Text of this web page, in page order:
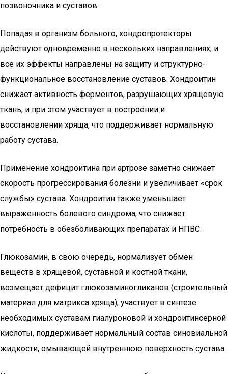
позвоночника и суставов.
Попадая в организм больного, хондропротекторы
действуют одновременно в нескольких направлениях, и
все их эффекты направлены на защиту и структурно-
функциональное восстановление суставов. Хондроитин
снижает активность ферментов, разрушающих хрящевую
ткань, и при этом участвует в построении и
восстановлении хряща, что поддерживает нормальную
работу сустава.
Применение хондроитина при артрозе заметно снижает
скорость прогрессирования болезни и увеличивает «срок
службы» сустава. Хондроитин также уменьшает
выраженность болевого синдрома, что снижает
потребность в обезболивающих препаратах и НПВС.
Глюкозамин, в свою очередь, нормализует обмен
веществ в хрящевой, суставной и костной ткани,
возмещает дефицит глюкозаминогликанов (строительный
материал для матрикса хряща), участвует в синтезе
необходимых суставам гиалуроновой и хондроитинсерной
кислоты, поддерживает нормальный состав синовиальной
жидкости, омывающей внутреннюю поверхность сустава.